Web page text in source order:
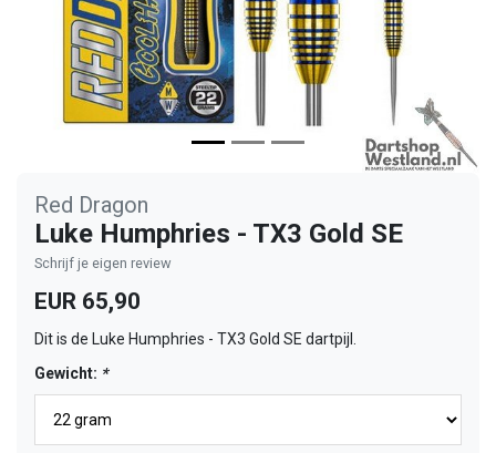
Red Dragon
Luke Humphries - TX3 Gold SE
Schrijf je eigen review
EUR 65,90
Dit is de Luke Humphries - TX3 Gold SE dartpijl.
Gewicht: *